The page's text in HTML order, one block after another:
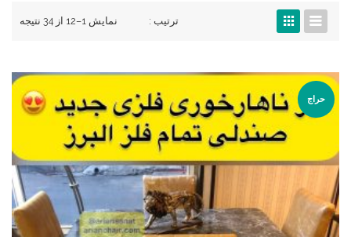
نمایش 1–12 از 34 نتیجه ترتیب :
حراج